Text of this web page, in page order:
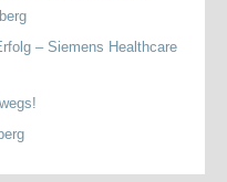
– Siemens Healthcare